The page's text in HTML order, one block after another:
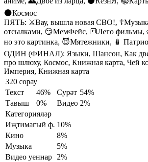
🌑Космос
ПЯТЬ: ⚔️Вау, вышла новая СВО!,
отсылками, 😏МемФейс, 🔳Лего фильмы,
но это картинка, 😈Мятежники, 🪆
ОДИН (ФИНАЛ): Языки, Шансон, Как
про шлюху, Космос, Книжная карта, Чей
Империя, Книжная карта
320 сорау
Текст
46% Сурәт 54%
Тавыш
0% Видео 2%
Категорияләр
Иҗтимагый ф. 10%
Кино
8%
Музыка
5%
Видео уеннар
2%